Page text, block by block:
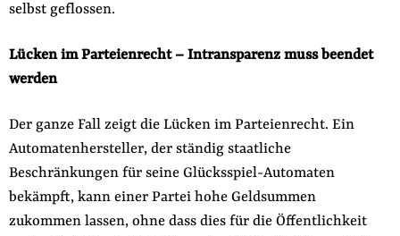
selbst geflossen.
Lücken im Parteienrecht – Intransparenz muss beendet
werden
Der ganze Fall zeigt die Lücken im Parteienrecht. Ein
Automatenhersteller, der ständig staatliche
Beschränkungen für seine Glücksspiel-Automaten
bekämpft, kann einer Partei hohe Geldsummen
zukommen lassen, ohne dass dies für die Öffentlichkeit